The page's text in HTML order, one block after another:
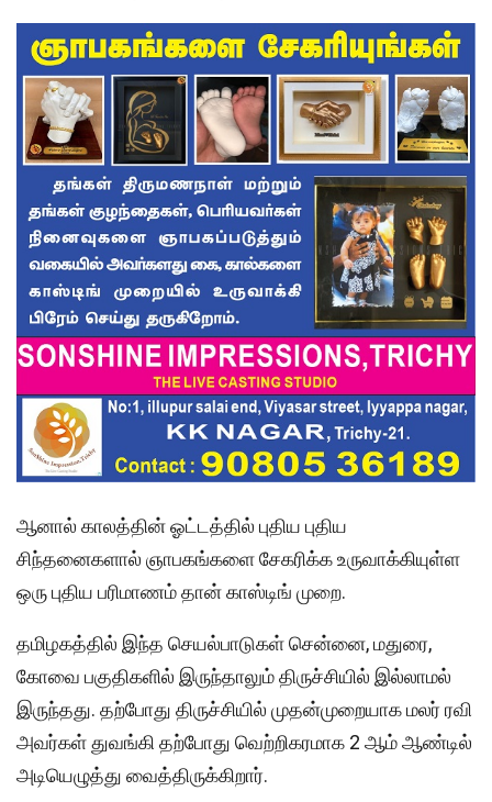
ஆனால் காலத்தின் ஓட்டத்தில் புதிய புதிய
சிந்தனைகளால் ஞாபகங்களை சேகரிக்க உருவாக்கியுள்ள
ஒரு புதிய பரிமாணம் தான் காஸ்டிங் முறை.
தமிழகத்தில் இந்த செயல்பாடுகள் சென்னை, மதுரை,
கோவை பகுதிகளில் இருந்தாலும் திருச்சியில் இல்லாமல்
இருந்தது. தற்போது திருச்சியில் முதன்முறையாக மலர் ரவி
அவர்கள் துவங்கி தற்போது வெற்றிகரமாக 2 ஆம் ஆண்டில்
அடியெழுத்து வைத்திருக்கிறார்.